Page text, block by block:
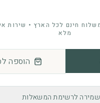
חינם לכל הארץ • שירות
מלא
הוספה
שמירה לרשימת המשאלות